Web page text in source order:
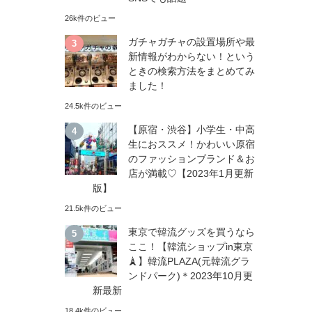
26k件のビュー
ガチャガチャの設置場所や最
新情報がわからない！という
ときの検索方法をまとめてみ
ました！
24.5k件のビュー
【原宿・渋谷】小学生・中高
生におススメ！かわいい原宿
のファッションブランド＆お
店が満載♡【2023年1月更新
版】
21.5k件のビュー
東京で韓流グッズを買うなら
ここ！【韓流ショップin東京
🗼】韓流PLAZA(元韓流グラ
ンドパーク)＊2023年10月更
新最新